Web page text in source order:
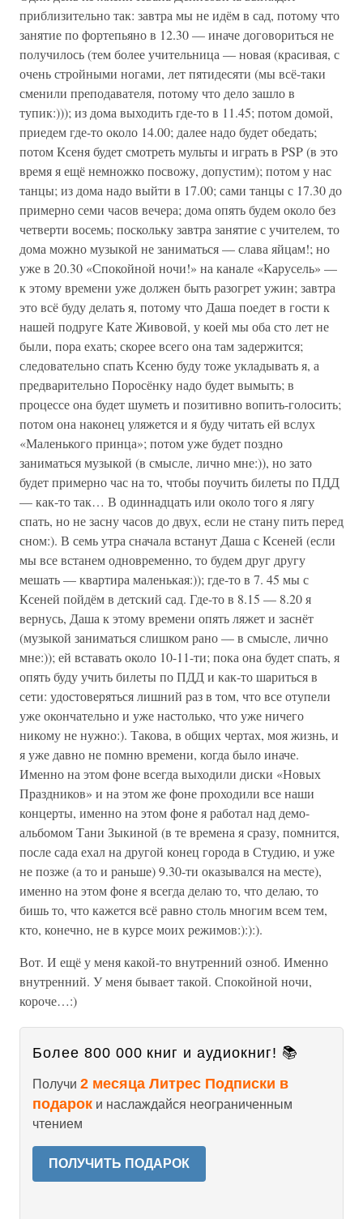
приблизительно так: завтра мы не идём в сад, потому что
занятие по фортепьяно в 12.30 — иначе договориться не
получилось (тем более учительница — новая (красивая, с
очень стройными ногами, лет пятидесяти (мы всё-таки
сменили преподавателя, потому что дело зашло в
тупик:))); из дома выходить где-то в 11.45; потом домой,
приедем где-то около 14.00; далее надо будет обедать;
потом Ксеня будет смотреть мульты и играть в PSP (в это
время я ещё немножко посвожу, допустим); потом у нас
танцы; из дома надо выйти в 17.00; сами танцы с 17.30 до
примерно семи часов вечера; дома опять будем около без
четверти восемь; поскольку завтра занятие с учителем, то
дома можно музыкой не заниматься — слава яйцам!; но
уже в 20.30 «Спокойной ночи!» на канале «Карусель» —
к этому времени уже должен быть разогрет ужин; завтра
это всё буду делать я, потому что Даша поедет в гости к
нашей подруге Кате Живовой, у коей мы оба сто лет не
были, пора ехать; скорее всего она там задержится;
следовательно спать Ксеню буду тоже укладывать я, а
предварительно Поросёнку надо будет вымыть; в
процессе она будет шуметь и позитивно вопить-голосить;
потом она наконец уляжется и я буду читать ей вслух
«Маленького принца»; потом уже будет поздно
заниматься музыкой (в смысле, лично мне:)), но зато
будет примерно час на то, чтобы поучить билеты по ПДД
— как-то так… В одиннадцать или около того я лягу
спать, но не засну часов до двух, если не стану пить перед
сном:). В семь утра сначала встанут Даша с Ксеней (если
мы все встанем одновременно, то будем друг другу
мешать — квартира маленькая:)); где-то в 7. 45 мы с
Ксеней пойдём в детский сад. Где-то в 8.15 — 8.20 я
вернусь, Даша к этому времени опять ляжет и заснёт
(музыкой заниматься слишком рано — в смысле, лично
мне:)); ей вставать около 10-11-ти; пока она будет спать, я
опять буду учить билеты по ПДД и как-то шариться в
сети: удостоверяться лишний раз в том, что все отупели
уже окончательно и уже настолько, что уже ничего
никому не нужно:). Такова, в общих чертах, моя жизнь, и
я уже давно не помню времени, когда было иначе.
Именно на этом фоне всегда выходили диски «Новых
Праздников» и на этом же фоне проходили все наши
концерты, именно на этом фоне я работал над демо-
альбомом Тани Зыкиной (в те времена я сразу, помнится,
после сада ехал на другой конец города в Студию, и уже
не позже (а то и раньше) 9.30-ти оказывался на месте),
именно на этом фоне я всегда делаю то, что делаю, то
бишь то, что кажется всё равно столь многим всем тем,
кто, конечно, не в курсе моих режимов:):):).
Вот. И ещё у меня какой-то внутренний озноб. Именно
внутренний. У меня бывает такой. Спокойной ночи,
короче…:)
Более 800 000 книг и аудиокниг! 📚
Получи 2 месяца Литрес Подписки в
подарок и наслаждайся неограниченным
чтением
ПОЛУЧИТЬ ПОДАРОК